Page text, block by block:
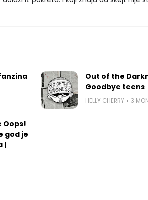
Out of the
Goodbye teens
HELLY CHERRY 3
Oops!
god je
|